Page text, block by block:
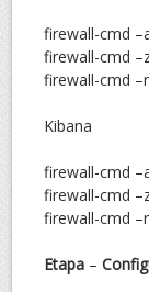
firewall-cmd
firewall-cmd
firewall-cmd
Kibana
firewall-cmd
firewall-cmd
firewall-cmd
Etapa –